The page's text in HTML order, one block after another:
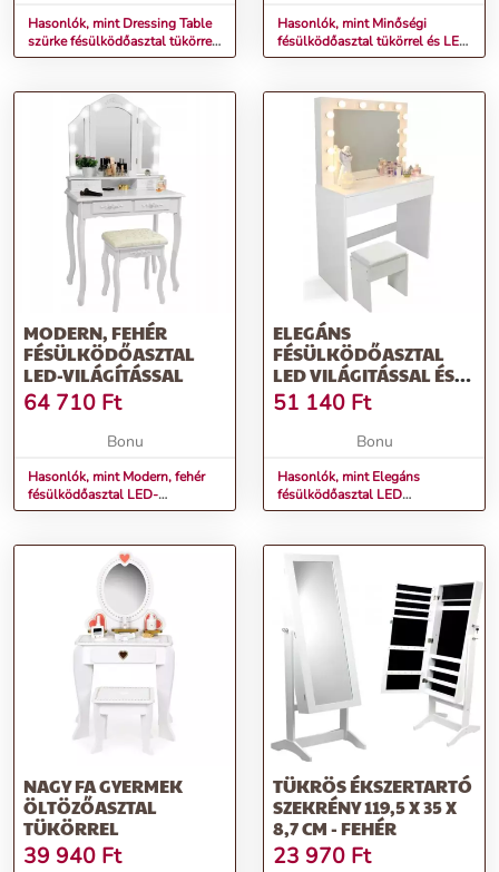
Hasonlók, mint Dressing Table
szürke fésülködőasztal tükörrel,
hosszúság 105 cm - Ragaba
Hasonlók, mint Minőségi
fésülködőasztal tükörrel és LED
lámpákkal
MODERN, FEHÉR
FÉSÜLKÖDŐASZTAL
LED-VILÁGÍTÁSSAL
64 710 Ft
Bonu
Hasonlók, mint Modern, fehér
fésülködőasztal LED-
világítással
ELEGÁNS
FÉSÜLKÖDŐASZTAL
LED VILÁGITÁSSAL ÉS
ZSÁMOLLYAL
51 140 Ft
Bonu
Hasonlók, mint Elegáns
fésülködőasztal LED
világitással és zsámollyal
NAGY FA GYERMEK
ÖLTÖZŐASZTAL
TÜKÖRREL
39 940 Ft
TÜKRÖS ÉKSZERTARTÓ
SZEKRÉNY 119,5 X 35 X
8,7 CM - FEHÉR
23 970 Ft